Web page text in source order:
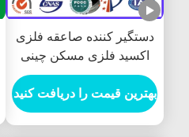
دستگیر کننده صاعقه فلزی
اکسید فلزی مسکن چینی
51KV با واریستور ZnO
بهترین قیمت را دریافت کنید